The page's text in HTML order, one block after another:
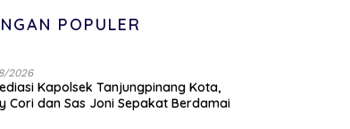
POPULER
2026
Kapolsek Tanjungpinang Kota,
Cori dan Sas Joni Sepakat Berdamai